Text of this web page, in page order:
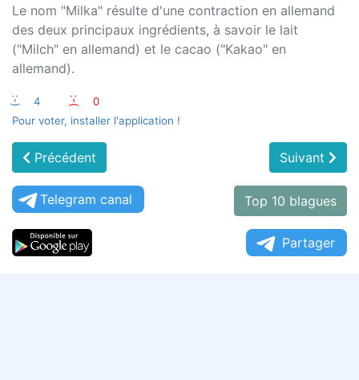
Le nom "Milka" résulte d'une contraction en allemand
des deux principaux ingrédients, à savoir le lait
("Milch" en allemand) et le cacao ("Kakao" en
allemand).
:-) 4 :-(
0
Pour voter, installer l'application !
Précédent Suivant
Telegram canal Top 10 blagues
Partager